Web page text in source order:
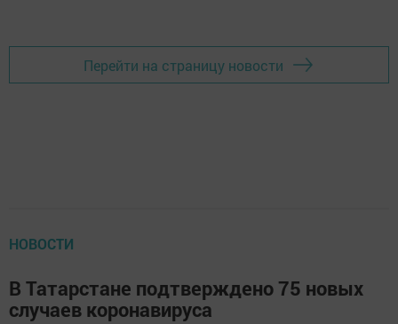
Перейти на страницу новости
НОВОСТИ
В Татарстане подтверждено 75 новых
случаев коронавируса